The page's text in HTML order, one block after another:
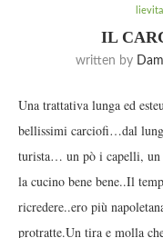
IL
written by
Una trattativa lunga ed
bellissimi carciofi…dal
turista… un pò i capelli, un
la cucino bene bene..Il
ricredere..ero più
protratte.Un tira e molla